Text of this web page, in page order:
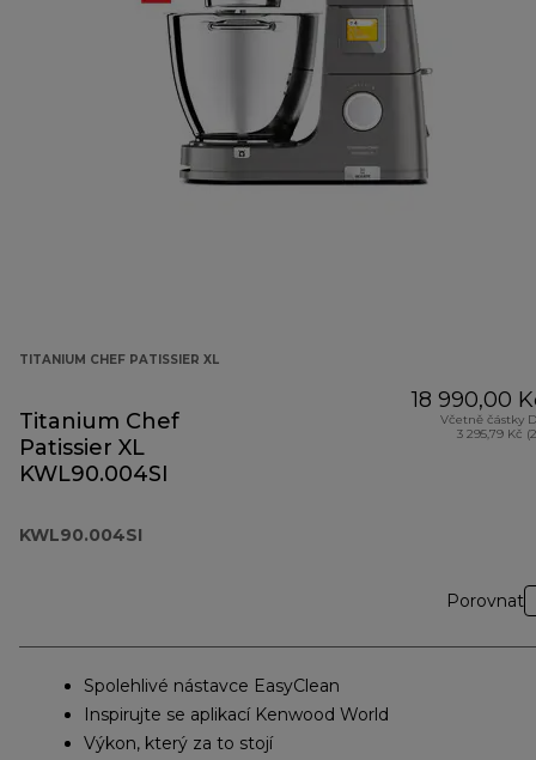
TITANIUM CHEF PATISSIER XL
Titanium Chef
Patissier XL
KWL90.004SI
KWL90.004SI
18 990,00
Včetně částky
3 295,79 Kč
Porovnat
Spolehlivé nástavce EasyClean
Inspirujte se aplikací Kenwood World
Výkon, který za to stojí